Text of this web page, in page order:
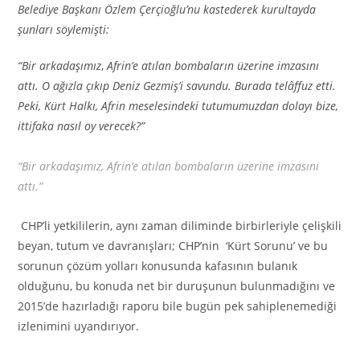
Belediye Başkanı Özlem Çerçioğlu’nu kastederek kurultayda
şunları söylemişti:
“Bir arkadaşımız,Afrin’e atılan bombaların üzerine imzasını
attı. O ağızla çıkıp Deniz Gezmiş’i savundu. Burada telâffuz etti.
Peki, Kürt Halkı, Afrin meselesindeki tutumumuzdan dolayı bize,
ittifaka nasıl oy verecek?”
“Bir arkadaşımız, Afrin’e atılan bombaların üzerine imzasını
attı.”
CHP’li yetkililerin, aynı zaman diliminde birbirleriyle çelişkili
beyan, tutum ve davranışları; CHP’nin ‘Kürt Sorunu’ ve bu
sorunun çözüm yolları konusunda kafasının bulanık
olduğunu, bu konuda net bir duruşunun bulunmadığını ve
2015’de hazırladığı raporu bile bugün pek sahiplenemediği
izlenimini uyandırıyor.